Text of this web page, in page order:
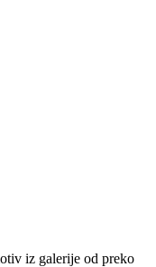
iz galerije od preko